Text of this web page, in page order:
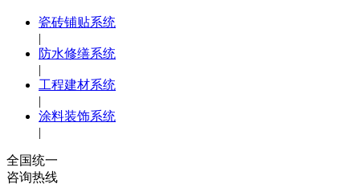
瓷砖铺贴系统
|
防水修缮系统
|
工程建材系统
|
涂料装饰系统
|
全国统一
咨询热线